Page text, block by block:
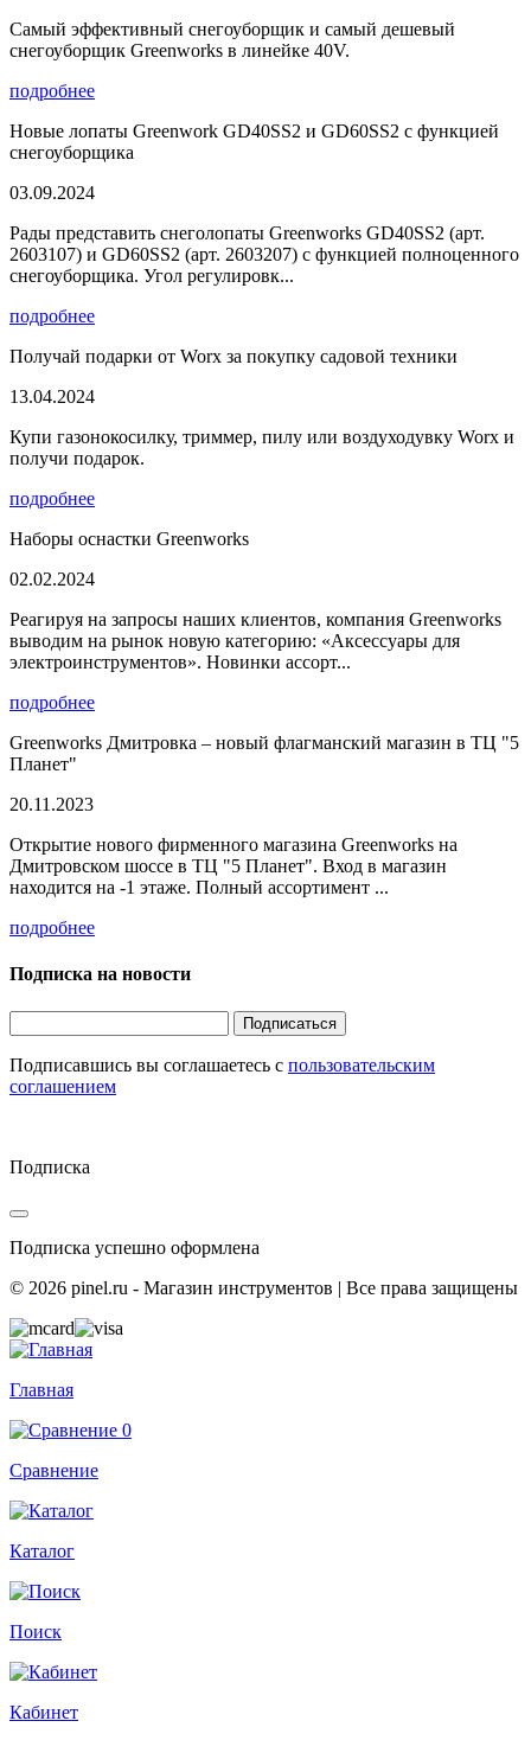
Самый эффективный снегоуборщик и самый дешевый
снегоуборщик Greenworks в линейке 40V.
подробнее
Новые лопаты Greenwork GD40SS2 и GD60SS2 с функцией
снегоуборщика
03.09.2024
Рады представить снеголопаты Greenworks GD40SS2 (арт.
2603107) и GD60SS2 (арт. 2603207) с функцией полноценного
снегоуборщика. Угол регулировк...
подробнее
Получай подарки от Worx за покупку садовой техники
13.04.2024
Купи газонокосилку, триммер, пилу или воздуходувку Worx и
получи подарок.
подробнее
Наборы оснастки Greenworks
02.02.2024
Реагируя на запросы наших клиентов, компания Greenworks
выводим на рынок новую категорию: «Аксессуары для
электроинструментов». Новинки ассорт...
подробнее
Greenworks Дмитровка – новый флагманский магазин в ТЦ "5
Планет"
20.11.2023
Открытие нового фирменного магазина Greenworks на
Дмитровском шоссе в ТЦ "5 Планет". Вход в магазин
находится на -1 этаже. Полный ассортимент ...
подробнее
Подписка на новости
Подписаться
Подписавшись вы соглашаетесь с пользовательским
соглашением
Подписка
Подписка успешно оформлена
© 2026 pinel.ru - Магазин инструментов | Все права защищены
Главная
0
Сравнение
Каталог
Поиск
Кабинет